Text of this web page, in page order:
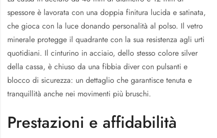
spessore è lavorata con una doppia finitura lucida e satinata,
che gioca con la luce donando personalità al polso. Il vetro
minerale protegge il quadrante con la sua resistenza agli urti
quotidiani. Il cinturino in acciaio, dello stesso colore silver
della cassa, è chiuso da una fibbia diver con pulsanti e
blocco di sicurezza: un dettaglio che garantisce tenuta e
tranquillità anche nei movimenti più bruschi.
Prestazioni e affidabilità